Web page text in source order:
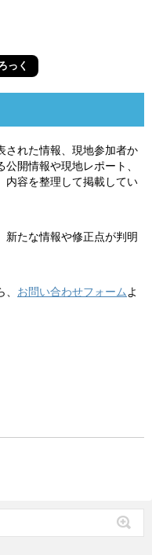
っく
された情報、現地参加者か
開情報や現地レポート、
内容を整理して掲載してい
新たな情報や修正点が判明
お問い合わせフォーム よ